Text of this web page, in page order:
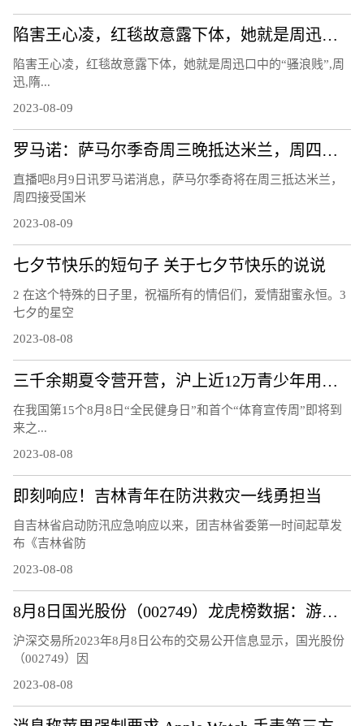
陷害王心凌，红毯故意露下体，她就是周迅口中的“骚浪贱”
陷害王心凌，红毯故意露下体，她就是周迅口中的“骚浪贱”,周
迅,隋...
2023-08-09
罗马诺：萨马尔季奇周三晚抵达米兰，周四上午接受国米体检
直播吧8月9日讯罗马诺消息，萨马尔季奇将在周三抵达米兰，
周四接受国米
2023-08-09
七夕节快乐的短句子 关于七夕节快乐的说说
2 在这个特殊的日子里，祝福所有的情侣们，爱情甜蜜永恒。3
七夕的星空
2023-08-08
三千余期夏令营开营，沪上近12万青少年用运动欢度暑假
在我国第15个8月8日“全民健身日”和首个“体育宣传周”即将到
来之...
2023-08-08
即刻响应！吉林青年在防洪救灾一线勇担当
自吉林省启动防汛应急响应以来，团吉林省委第一时间起草发
布《吉林省防
2023-08-08
8月8日国光股份（002749）龙虎榜数据：游资量化打板上榜
沪深交易所2023年8月8日公布的交易公开信息显示，国光股份
（002749）因
2023-08-08